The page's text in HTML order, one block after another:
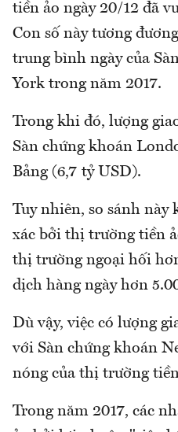
tiền ảo ngày 20/12 đã
Con số này tương
trung bình ngày của
York trong năm 2017.
Trong khi đó, lượng
Sàn chứng khoán
Bảng (6,7 tỷ USD).
Tuy nhiên, so sánh
xác bởi thị trường tiền
thị trường ngoại hối
dịch hàng ngày hơn
Dù vậy, việc có lượng
với Sàn chứng khoán
nóng của thị trường
Trong năm 2017, các